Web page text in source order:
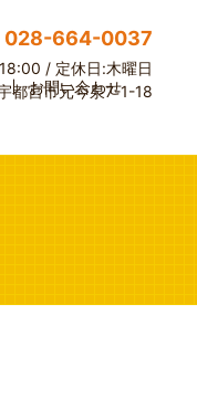
028-664-0037
/ 定休日:木曜日
都宮市元今泉7-1-18
お問い合わせ